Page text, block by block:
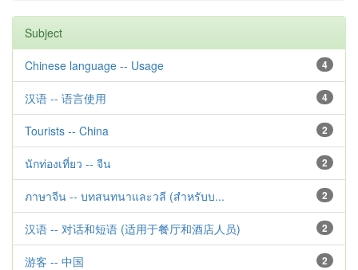
Subject
4
Chinese language -- Usage
4
汉语 -- 语言使用
2
Tourists -- China
2
นักท่องเที่ยว -- จีน
2
ภาษาจีน -- บทสนทนาและวลี (สำหรับบ...
2
汉语 -- 对话和短语 (适用于餐厅和酒店人员)
2
游客 -- 中国